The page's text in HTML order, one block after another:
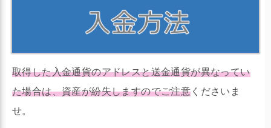
取得した入金通貨のアドレスと送金通貨が異なってい
た場合は、資産が紛失しますのでご注意 くださいま
せ。